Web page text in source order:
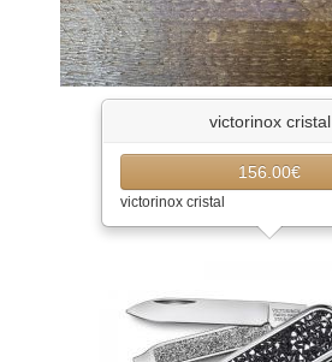
victorinox cristal
156.00€
victorinox cristal